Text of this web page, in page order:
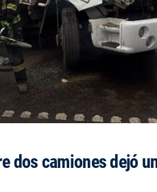
dos camiones dejó